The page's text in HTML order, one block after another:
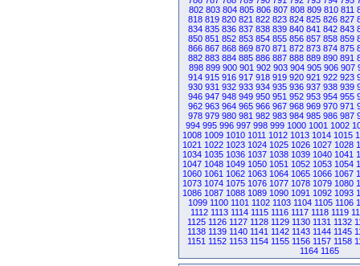
802 803 804 805 806 807 808 809 810 811
818 819 820 821 822 823 824 825 826 827
834 835 836 837 838 839 840 841 842 843
850 851 852 853 854 855 856 857 858 859
866 867 868 869 870 871 872 873 874 875
882 883 884 885 886 887 888 889 890 891
898 899 900 901 902 903 904 905 906 907
914 915 916 917 918 919 920 921 922 923
930 931 932 933 934 935 936 937 938 939
946 947 948 949 950 951 952 953 954 955
962 963 964 965 966 967 968 969 970 971
978 979 980 981 982 983 984 985 986 987
994 995 996 997 998 999 1000 1001 1002
1008 1009 1010 1011 1012 1013 1014 1015
1021 1022 1023 1024 1025 1026 1027 1028
1034 1035 1036 1037 1038 1039 1040 1041
1047 1048 1049 1050 1051 1052 1053 1054
1060 1061 1062 1063 1064 1065 1066 1067
1073 1074 1075 1076 1077 1078 1079 1080
1086 1087 1088 1089 1090 1091 1092 1093
1099 1100 1101 1102 1103 1104 1105 1106
1112 1113 1114 1115 1116 1117 1118 1119
1125 1126 1127 1128 1129 1130 1131 1132
1138 1139 1140 1141 1142 1143 1144 1145
1151 1152 1153 1154 1155 1156 1157 1158
1164 1165